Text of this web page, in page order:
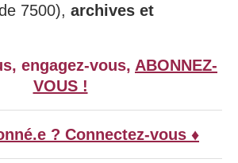
7500), archives et
engagez-vous, ABONNEZ-
VOUS !
? Connectez-vous ♦